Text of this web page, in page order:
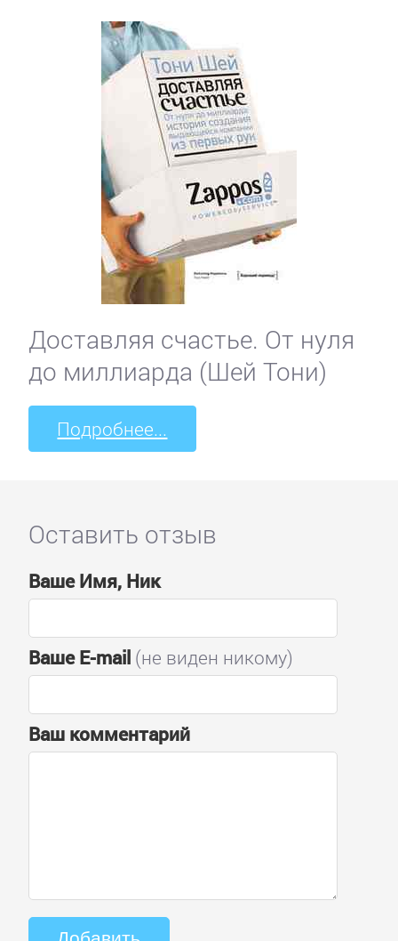
Доставляя счастье. От нуля
до миллиарда (Шей Тони)
Подробнее...
Оставить отзыв
Ваше Имя, Ник
Ваше E-mail(не виден никому)
Ваш комментарий